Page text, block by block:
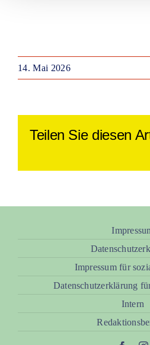
14. Mai 2026
Teilen Sie diesen
Impressum für
Datenschutzerklärung
Intern